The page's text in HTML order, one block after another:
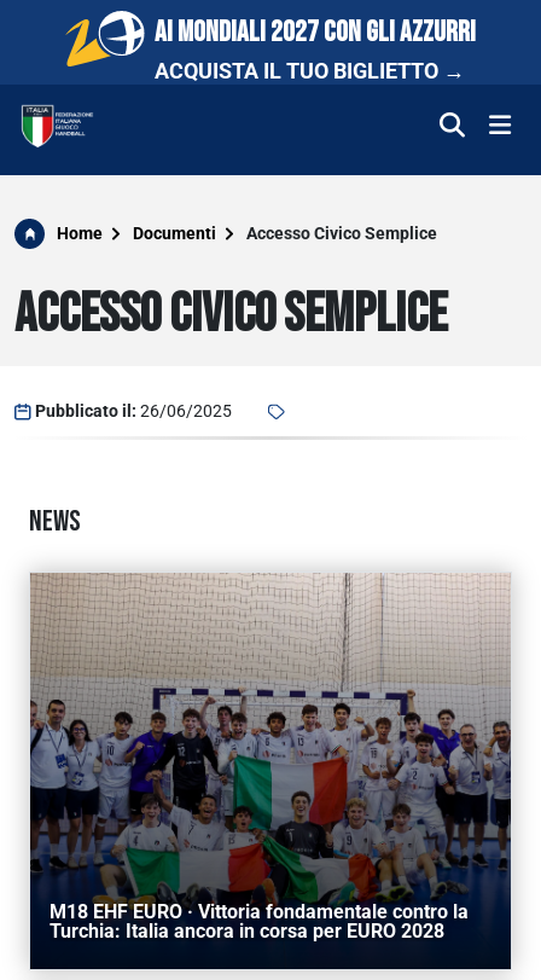
AI MONDIALI 2027 CON GLI AZZURRI
ACQUISTA IL TUO BIGLIETTO →
SCUOLA E PROMOZIONE
AREA RISERVATA
UTILITÀ
Home Documenti Accesso Civico Semplice
ACCESSO CIVICO SEMPLICE
Pubblicato il: 26/06/2025
NEWS
M18 EHF EURO · Vittoria fondamentale contro la
Turchia: Italia ancora in corsa per EURO 2028